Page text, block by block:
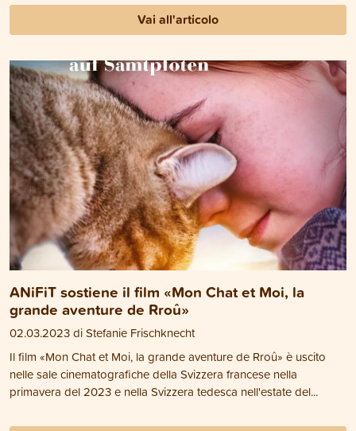
Vai all'articolo
ANiFiT sostiene il film «Mon Chat et Moi, la
grande aventure de Rroû»
02.03.2023 di Stefanie Frischknecht
Il film «Mon Chat et Moi, la grande aventure de Rroû» è uscito
nelle sale cinematografiche della Svizzera francese nella
primavera del 2023 e nella Svizzera tedesca nell'estate del...